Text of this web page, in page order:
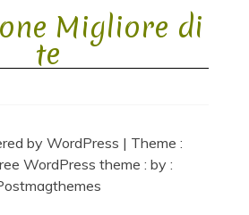
Migliore di
te
by WordPress | Theme :
WordPress theme: by :